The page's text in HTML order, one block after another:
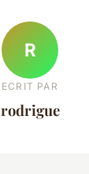
R
ECRIT PAR
rodrigue